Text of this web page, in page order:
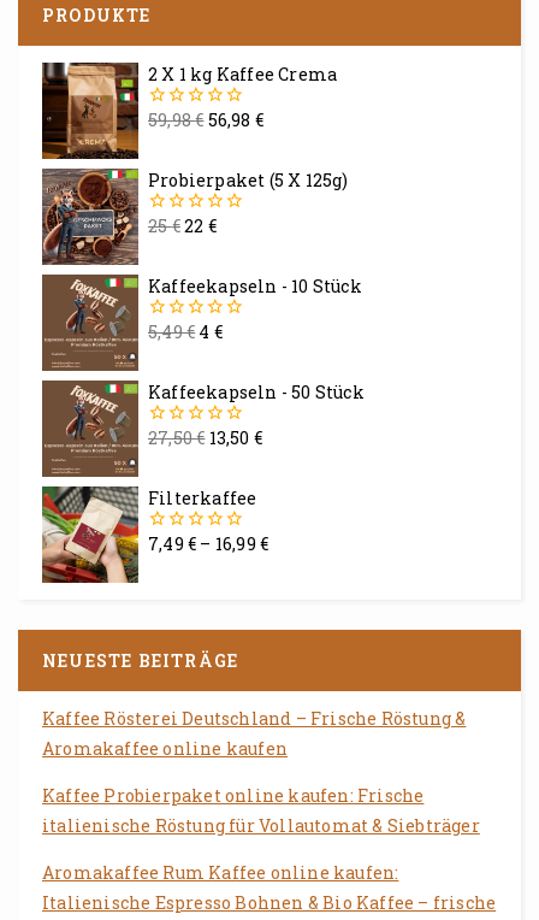
PRODUKTE
2 X 1 kg Kaffee Crema
0
59,98€56,98 €
Probierpaket (5 X 125g)
0
25€22 €
Kaffeekapseln - 10 Stück
0
5,49€4 €
Kaffeekapseln - 50 Stück
0
27,50€ 13,50 €
Filterkaffee
0
7,49 € – 16,99€
NEUESTE BEITRÄGE
Kaffee Rösterei Deutschland – Frische Röstung &
Aromakaffee online kaufen
Kaffee Probierpaket online kaufen: Frische
italienische Röstung für Vollautomat & Siebträger
Aromakaffee Rum Kaffee online kaufen:
Italienische Espresso Bohnen & Bio Kaffee – frische